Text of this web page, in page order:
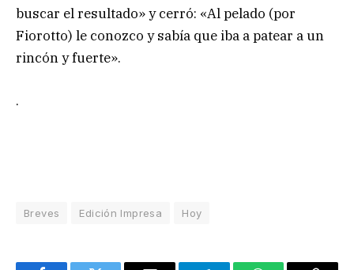
buscar el resultado» y cerró: «Al pelado (por
Fiorotto) le conozco y sabía que iba a patear a un
rincón y fuerte».
.
Breves Edición Impresa Hoy